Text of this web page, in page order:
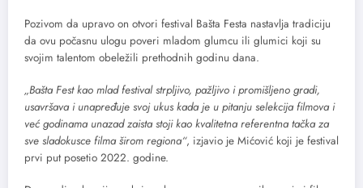
Pozivom da upravo on otvori festival Bašta Festa nastavlja tradiciju
da ovu počasnu ulogu poveri mladom glumcu ili glumici koji su
svojim talentom obeležili prethodnih godinu dana.
„Bašta Fest kao mlad festival strpljivo, pažljivo i promišljeno gradi,
usavršava i unapređuje svoj ukus kada je u pitanju selekcija filmova i
već godinama unazad zaista stoji kao kvalitetna referentna tačka za
sve sladokusce filma širom regiona“, izjavio je Mićović koji je festival
prvi put posetio 2022. godine.